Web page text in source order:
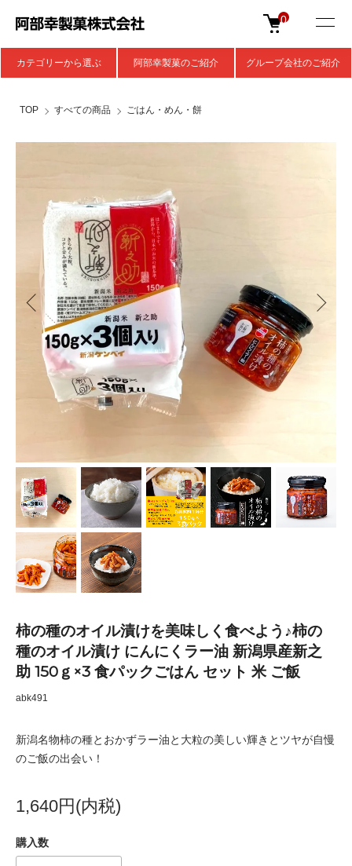
0
カテゴリーから選ぶ 阿部幸製菓のご紹介 グループ会社のご紹介
TOP すべての商品 ごはん・めん・餅
柿の種のオイル漬けを美味しく食べよう♪柿の
種のオイル漬け にんにくラー油 新潟県産新之
助 150ｇ×3 食パックごはん セット 米 ご飯
abk491
新潟名物柿の種とおかずラー油と大粒の美しい輝きとツヤが自慢
のご飯の出会い！
1,640円(内税)
購入数